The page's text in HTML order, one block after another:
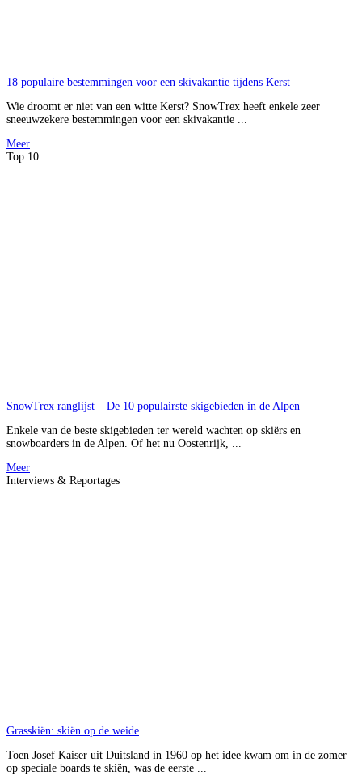
18 populaire bestemmingen voor een skivakantie tijdens Kerst
Wie droomt er niet van een witte Kerst? SnowTrex heeft enkele zeer
sneeuwzekere bestemmingen voor een skivakantie ...
Meer
Top 10
SnowTrex ranglijst – De 10 populairste skigebieden in de Alpen
Enkele van de beste skigebieden ter wereld wachten op skiërs en
snowboarders in de Alpen. Of het nu Oostenrijk, ...
Meer
Interviews & Reportages
Grasskiën: skiën op de weide
Toen Josef Kaiser uit Duitsland in 1960 op het idee kwam om in de zomer
op speciale boards te skiën, was de eerste ...